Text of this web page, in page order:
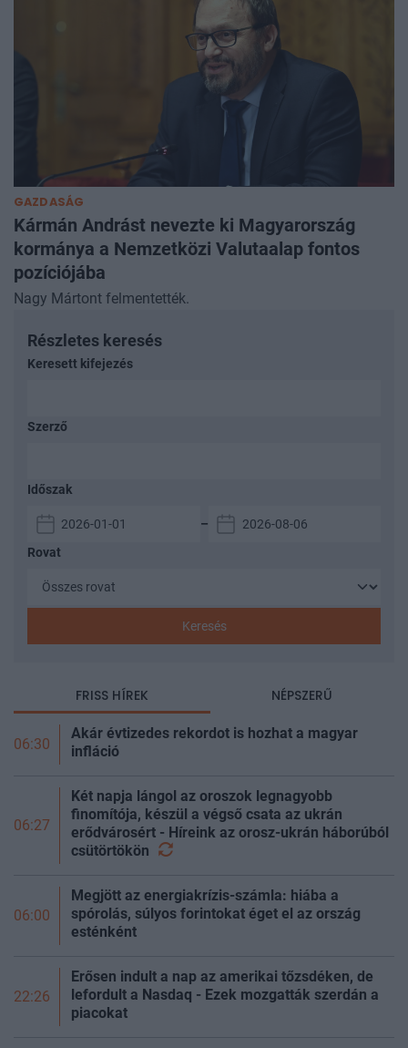
GAZDASÁG
Kármán Andrást nevezte ki Magyarország
kormánya a Nemzetközi Valutaalap fontos
pozíciójába
Nagy Mártont felmentették.
Részletes keresés
Keresett kifejezés
Szerző
Időszak
–
Rovat
Keresés
FRISS HÍREK NÉPSZERŰ
06:30
Akár évtizedes rekordot is hozhat a magyar
infláció
06:27
Két napja lángol az oroszok legnagyobb
finomítója, készül a végső csata az ukrán
erődvárosért - Híreink az orosz-ukrán háborúból
csütörtökön
06:00
Megjött az energiakrízis-számla: hiába a
spórolás, súlyos forintokat éget el az ország
esténként
22:26
Erősen indult a nap az amerikai tőzsdéken, de
lefordult a Nasdaq - Ezek mozgatták szerdán a
piacokat